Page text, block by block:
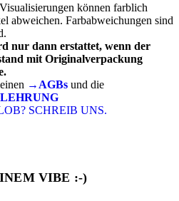
können farblich
abweichen. Farbabweichungen sind
nur dann erstattet, wenn der
mit Originalverpackung
→AGBs und die
SCHREIB UNS.
VIBE :-)